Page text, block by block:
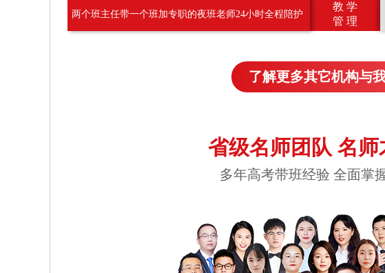
两个班主任带一个班加专职的夜班老师24小时全程陪护
教 学
管 理
了解更多其它机构与
省级名师团队 名
多年高考带班经验 全面掌